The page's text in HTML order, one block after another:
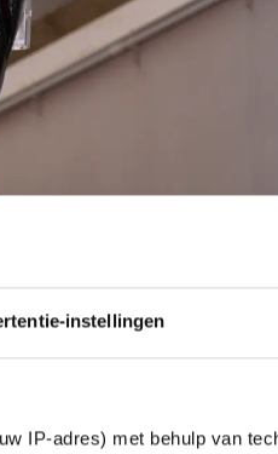
instellingen
IP-adres) met behulp van